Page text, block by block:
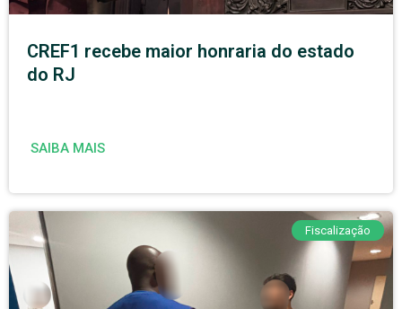
CREF1 recebe maior honraria do estado
do RJ
SAIBA MAIS
Fiscalização